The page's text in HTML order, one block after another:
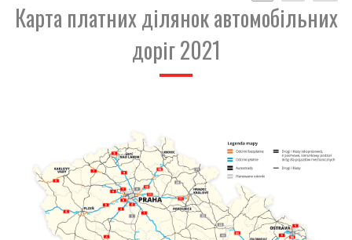
Карта платних ділянок автомобільних
доріг 2021